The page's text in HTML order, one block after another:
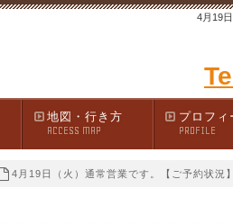
4月19
地図・行き方
ACCESS MAP
プロフィ
PROFILE
4月19日（火）通常営業です。【ご予約状況】